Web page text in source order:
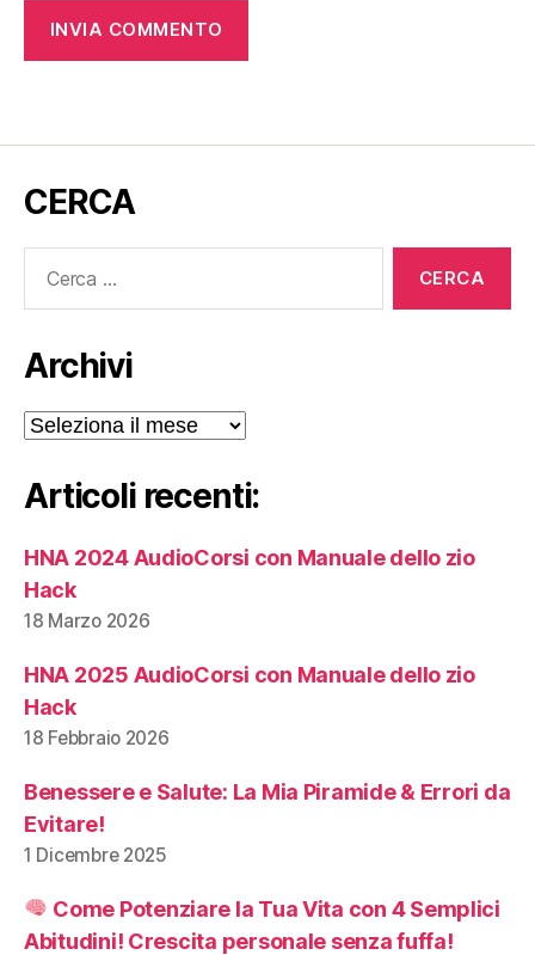
CERCA
Archivi
Archivi
Articoli recenti:
HNA 2024 AudioCorsi con Manuale dello zio
Hack
18 Marzo 2026
HNA 2025 AudioCorsi con Manuale dello zio
Hack
18 Febbraio 2026
Benessere e Salute: La Mia Piramide & Errori da
Evitare!
1 Dicembre 2025
Come Potenziare la Tua Vita con 4 Semplici
Abitudini! Crescita personale senza fuffa!